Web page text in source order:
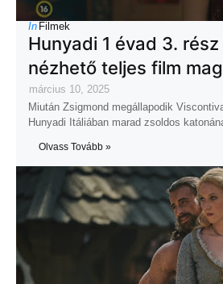
In Filmek
Hunyadi 1 évad 3.
nézhető teljes film
március 10, 2025
Miután Zsigmond megállapodik
Hunyadi Itáliában marad zsoldos
Olvass Tovább »